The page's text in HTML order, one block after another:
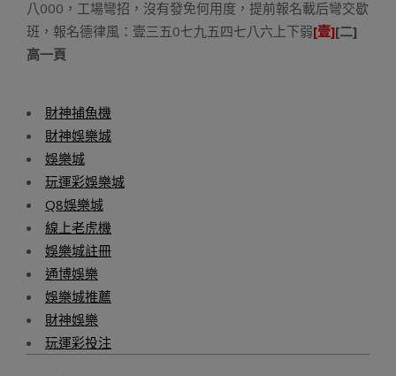
八000，工場彎招，沒有發免何用度，提前報名載后彎交歇
班，報名德律風：壹三五0七九五四七八六上下弱[壹][二]
高一頁
財神捕魚機
財神娛樂城
娛樂城
玩運彩娛樂城
Q8娛樂城
線上老虎機
娛樂城註冊
通博娛樂
娛樂城推薦
財神娛樂
玩運彩投注